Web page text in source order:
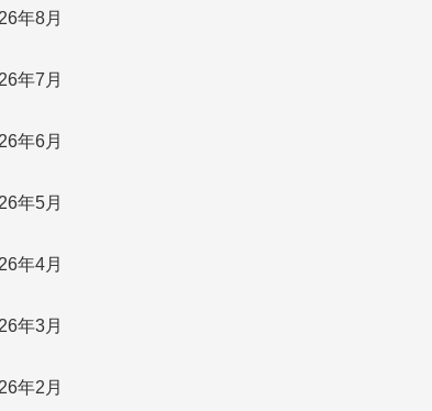
年8月
年7月
年6月
年5月
年4月
年3月
年2月